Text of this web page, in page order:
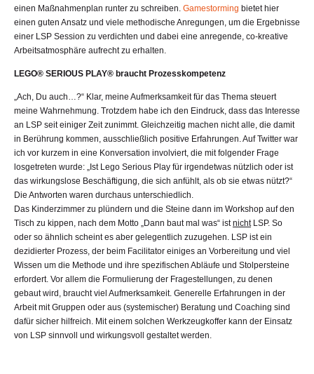
einen Maßnahmenplan runter zu schreiben. Gamestorming bietet hier
einen guten Ansatz und viele methodische Anregungen, um die Ergebnisse
einer LSP Session zu verdichten und dabei eine anregende, co-kreative
Arbeitsatmosphäre aufrecht zu erhalten.
LEGO® SERIOUS PLAY® braucht Prozesskompetenz
„Ach, Du auch…?“ Klar, meine Aufmerksamkeit für das Thema steuert
meine Wahrnehmung. Trotzdem habe ich den Eindruck, dass das Interesse
an LSP seit einiger Zeit zunimmt. Gleichzeitig machen nicht alle, die damit
in Berührung kommen, ausschließlich positive Erfahrungen. Auf Twitter war
ich vor kurzem in eine Konversation involviert, die mit folgender Frage
losgetreten wurde: „Ist Lego Serious Play für irgendetwas nützlich oder ist
das wirkungslose Beschäftigung, die sich anfühlt, als ob sie etwas nützt?“
Die Antworten waren durchaus unterschiedlich.
Das Kinderzimmer zu plündern und die Steine dann im Workshop auf den
Tisch zu kippen, nach dem Motto „Dann baut mal was“ istnichtLSP. So
oder so ähnlich scheint es aber gelegentlich zuzugehen. LSP ist ein
dezidierter Prozess, der beim Facilitator einiges an Vorbereitung und viel
Wissen um die Methode und ihre spezifischen Abläufe und Stolpersteine
erfordert. Vor allem die Formulierung der Fragestellungen, zu denen
gebaut wird, braucht viel Aufmerksamkeit. Generelle Erfahrungen in der
Arbeit mit Gruppen oder aus (systemischer) Beratung und Coaching sind
dafür sicher hilfreich. Mit einem solchen Werkzeugkoffer kann der Einsatz
von LSP sinnvoll und wirkungsvoll gestaltet werden.